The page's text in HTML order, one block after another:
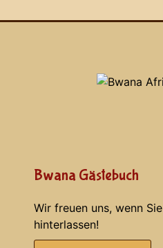
Bwana Gästebuch
Wir freuen uns, wenn
hinterlassen!